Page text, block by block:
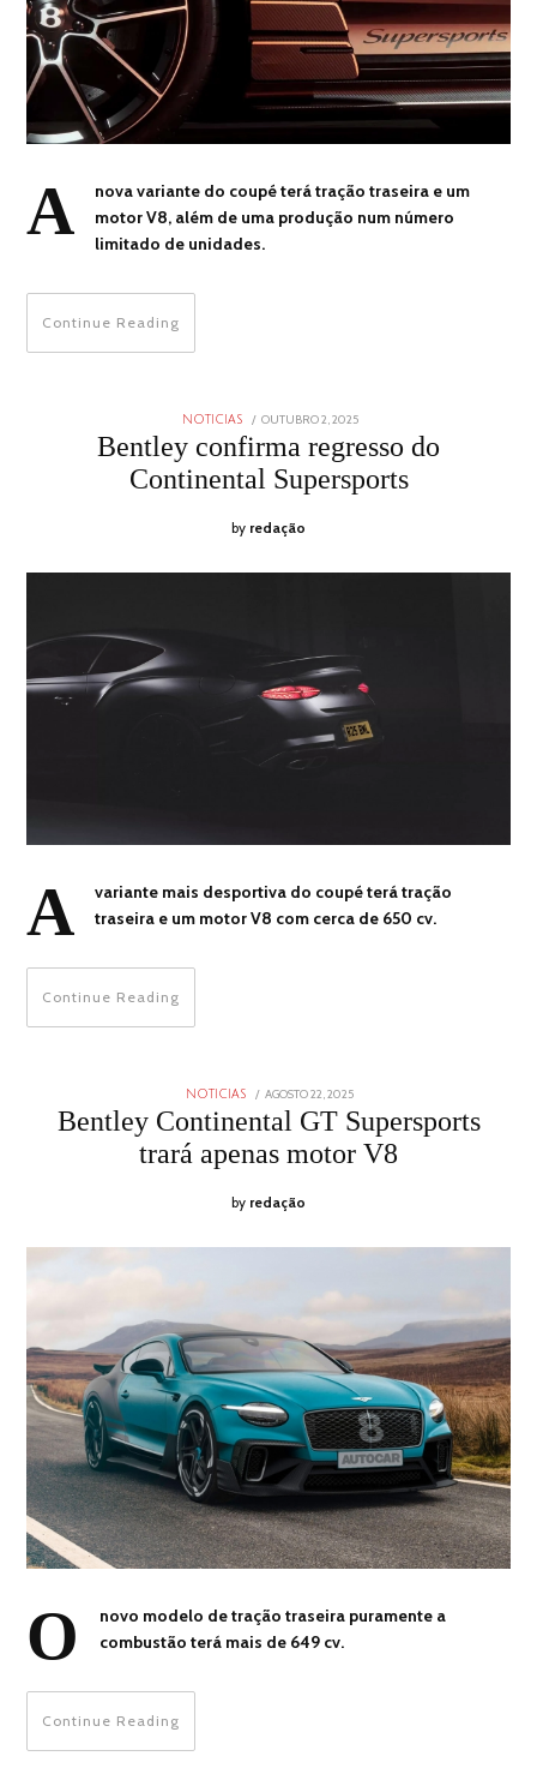
A
nova variante do coupé terá tração traseira e um
motor V8, além de uma produção num número
limitado de unidades.
Continue Reading
NOTICIAS
POSTED
OUTUBRO 2, 2025OUTUBRO
2025
Bentley confirma regresso do
Continental Supersports
by redação
A
variante mais desportiva do coupé terá tração
traseira e um motor V8 com cerca de 650 cv.
Continue Reading
NOTICIAS
POSTED
ON
AGOSTO 22, 2025
22,
2025
Bentley Continental GT Supersports
trará apenas motor V8
by redação
O
novo modelo de tração traseira puramente a
combustão terá mais de 649 cv.
Continue Reading